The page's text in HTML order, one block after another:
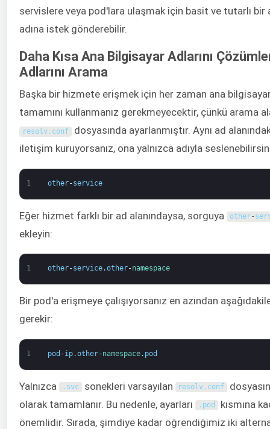
servislere veya pod'lara ulaşmak için basit ve tutarlı bir
adına istek gönderebilir.
Daha Kısa Ana Bilgisayar Adlarını
Adlarını Arama
Başka bir hizmete erişmek için her zaman ana bilgisayar
tamamını kullanmanız gerekmeyecektir, çünkü arama
resolv. conf dosyasında ayarlanmıştır. Aynı ad
iletişim kuruyorsanız, ona yalnızca adıyla
1 other-service
Eğer hizmet farklı bir ad alanındaysa, sorguya other-
ekleyin:
1 other-service.other-namespace
Bir pod'a erişmeye çalışıyorsanız en azından
gerekir:
1 pod -ip.other-namespace. pod
Yalnızca . svc sonekleri varsayılan resolv . conf
olarak tamamlanır. Bu nedenle, ayarları
. pod kısmına
önemlidir. Sırada, şimdiye kadar öğrendiğimiz iki